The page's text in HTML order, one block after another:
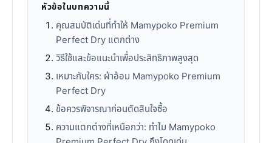
หัวข้อในบทความนี้
คุณสมบัติเด่นที่ทำให้ Mamypoko Premium
Perfect Dry แตกต่าง
วิธีใช้และข้อแนะนำเพื่อประสิทธิภาพสูงสุด
เหมาะกับใคร: ผ้าอ้อม Mamypoko Premium
Perfect Dry
ข้อควรพิจารณาก่อนตัดสินใจซื้อ
ความแตกต่างที่เหนือกว่า: ทำไม Mamypoko